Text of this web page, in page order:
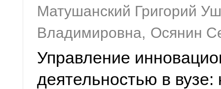
Матушанский Григорий
Владимировна, Осянин
Управление
деятельностью в